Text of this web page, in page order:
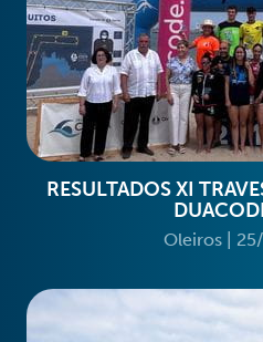
RESULTADOS XI
Oleiros